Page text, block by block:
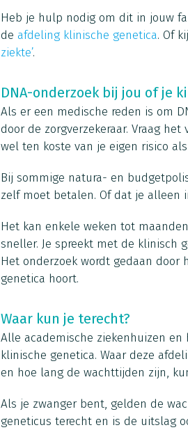
Heb je hulp nodig om dit in jouw
de afdeling klinische genetica. Of
ziekte’.
DNA-onderzoek bij jou of je
Als er een medische reden is om
door de zorgverzekeraar. Vraag
wel ten koste van je eigen risico
Bij sommige natura- en
zelf moet betalen. Of dat je alleen
Het kan enkele weken tot
sneller. Je spreekt met de klinisch
Het onderzoek wordt gedaan
genetica hoort.
Waar kun je terecht?
Alle academische ziekenhuizen
klinische genetica. Waar deze
en hoe lang de wachttijden zijn,
Als je zwanger bent, gelden de
geneticus terecht en is de uitslag